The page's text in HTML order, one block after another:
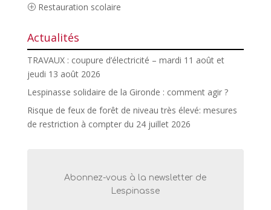
Restauration scolaire
Actualités
TRAVAUX : coupure d’électricité – mardi 11 août et
jeudi 13 août 2026
Lespinasse solidaire de la Gironde : comment agir ?
Risque de feux de forêt de niveau très élevé: mesures
de restriction à compter du 24 juillet 2026
Abonnez-vous à la newsletter de
Lespinasse